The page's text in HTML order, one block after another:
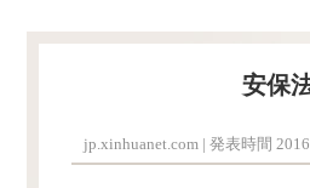
安保
jp.xinhuanet.com | 発表時間